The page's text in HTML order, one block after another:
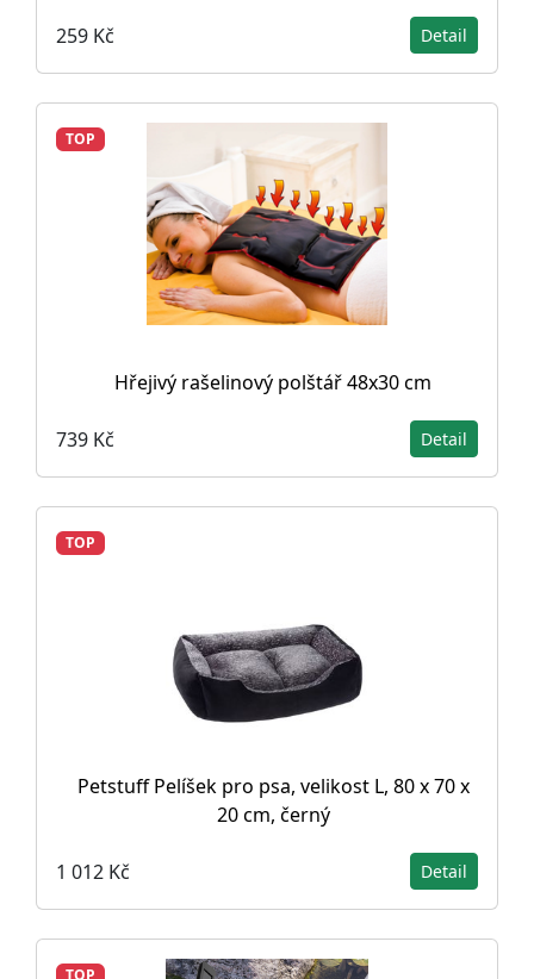
259 Kč Detail
TOP
Hřejivý rašelinový polštář 48x30 cm
739 Kč Detail
TOP
Petstuff Pelíšek pro psa, velikost L, 80 x 70 x
20 cm, černý
1 012 Kč Detail
TOP